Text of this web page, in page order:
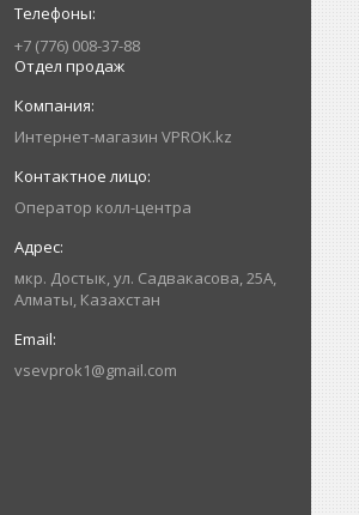
+7 (776) 008-37-88
Отдел продаж
Интернет-магазин VPROK.kz
Оператор колл-центра
мкр. Достык, ул. Садвакасова, 25А,
Алматы, Казахстан
vsevprok1@gmail.com